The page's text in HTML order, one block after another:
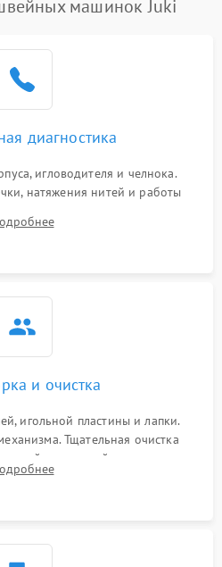
машинок Juki
диагностика
игловодителя и челнока.
натяжения нитей и работы
стуков, пропусков стежков,
механизмов на тестовом
и очистка
игольной пластины и лапки.
Тщательная очистка
тканевой пыли, очесов,
и обрывков нитей с помощью